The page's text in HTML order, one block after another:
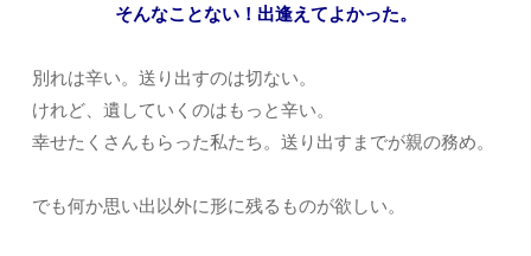
そんなことない！出逢えてよかった。
別れは辛い。送り出すのは切ない。
けれど、遺していくのはもっと辛い。
幸せたくさんもらった私たち。送り出すまでが親の務め。
でも何か思い出以外に形に残るものが欲しい。